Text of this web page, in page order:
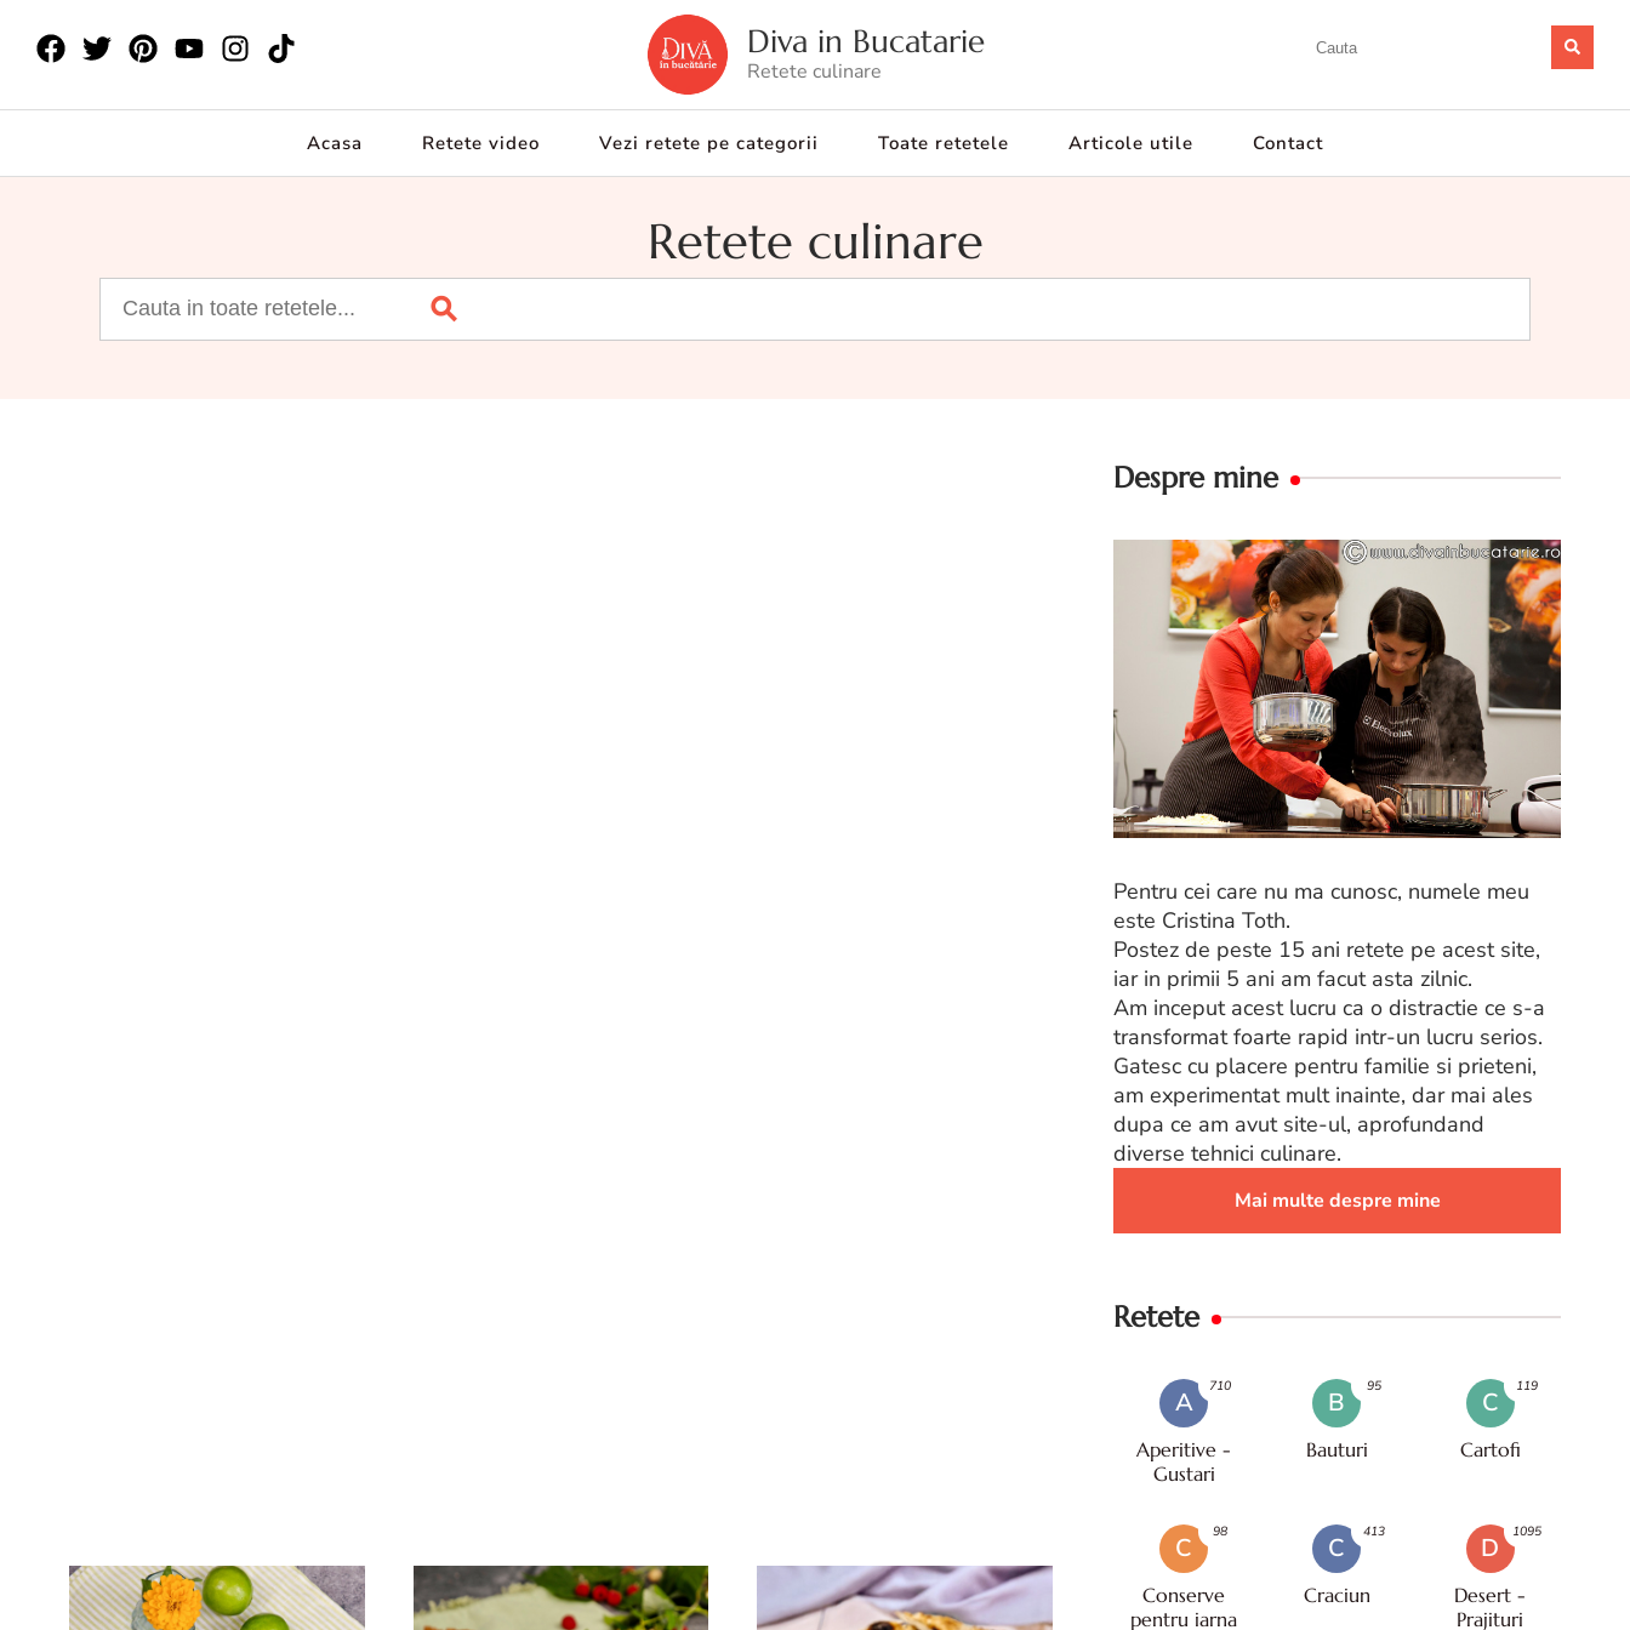
Diva in Bucatarie
Retete culinare
Acasa Retete video Vezi retete pe categorii Toate retetele Articole utile Contact
Retete culinare
Despre mine
Pentru cei care nu ma cunosc, numele meu
este Cristina Toth.
Postez de peste 15 ani retete pe acest site,
iar in primii 5 ani am facut asta zilnic.
Am inceput acest lucru ca o distractie ce s-a
transformat foarte rapid intr-un lucru serios.
Gatesc cu placere pentru familie si prieteni,
am experimentat mult inainte, dar mai ales
dupa ce am avut site-ul, aprofundand
diverse tehnici culinare.
Mai multe despre mine
Retete
A
Aperitive -
Gustari
710
B
Bauturi
95
C
Cartofi
119
C
Conserve
pentru iarna
98
C
Craciun
413
D
Desert -
Prajituri
1095